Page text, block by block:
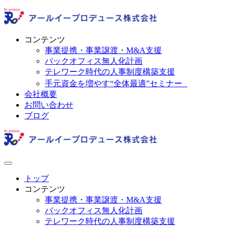
コンテンツ
事業提携・事業譲渡・M&A支援
バックオフィス無人化計画
テレワーク時代の人事制度構築支援
手元資金を増やす“全体最適”セミナー
会社概要
お問い合わせ
ブログ
トップ
コンテンツ
事業提携・事業譲渡・M&A支援
バックオフィス無人化計画
テレワーク時代の人事制度構築支援